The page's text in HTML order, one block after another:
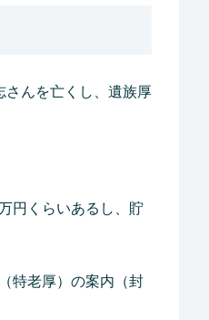
さんを亡くし、遺族厚
円くらいあるし、貯
特老厚）の案内（封